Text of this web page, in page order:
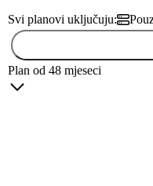
Svi planovi uključuju:
Plan od 48 mjeseci